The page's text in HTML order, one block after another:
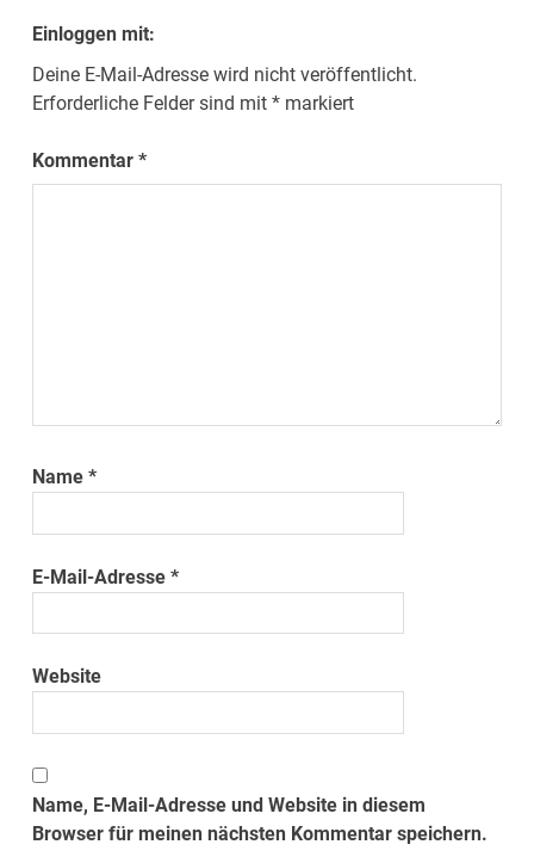
Einloggen mit:
Deine E-Mail-Adresse wird nicht veröffentlicht.
Erforderliche Felder sind mit* markiert
Kommentar*
Name*
E-Mail-Adresse*
Website
Name, E-Mail-Adresse und Website in diesem
Browser für meinen nächsten Kommentar speichern.